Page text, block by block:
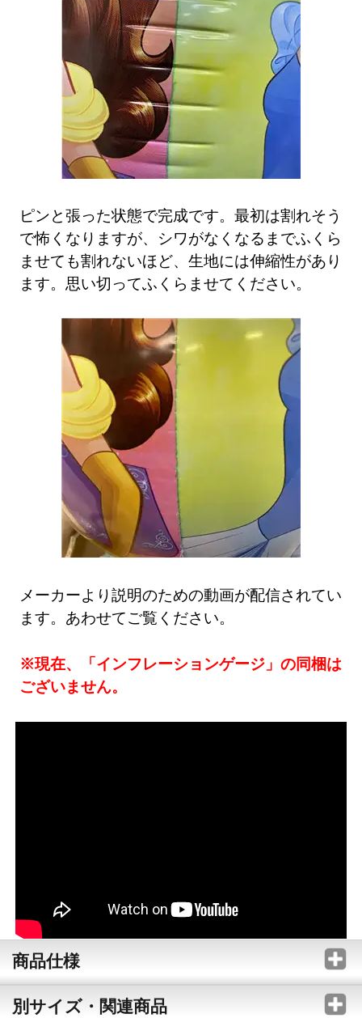
ピンと張った状態で完成です。最初は割れそう
で怖くなりますが、シワがなくなるまでふくら
ませても割れないほど、生地には伸縮性があり
ます。思い切ってふくらませてください。
メーカーより説明のための動画が配信されてい
ます。あわせてご覧ください。
※現在、「インフレーションゲージ」の同梱は
ございません。
商品仕様
別サイズ・関連商品